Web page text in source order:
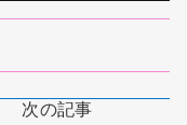
次の記事